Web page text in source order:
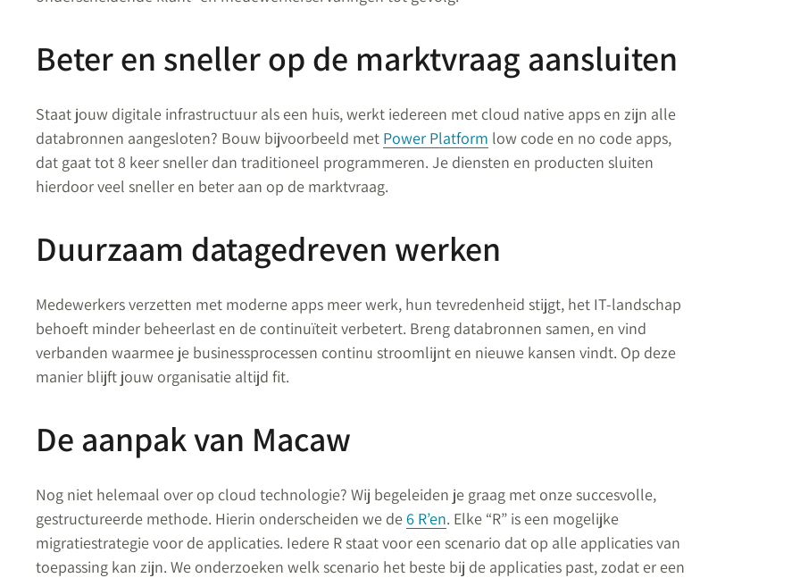
Beter en sneller op de marktvraag aansluiten
Staat jouw digitale infrastructuur als een huis, werkt iedereen met cloud native apps en zijn alle
databronnen aangesloten? Bouw bijvoorbeeld met Power Platform low code en no code apps,
dat gaat tot 8 keer sneller dan traditioneel programmeren. Je diensten en producten sluiten
hierdoor veel sneller en beter aan op de marktvraag.
Duurzaam datagedreven werken
Medewerkers verzetten met moderne apps meer werk, hun tevredenheid stijgt, het IT-landschap
behoeft minder beheerlast en de continuïteit verbetert. Breng databronnen samen, en vind
verbanden waarmee je businessprocessen continu stroomlijnt en nieuwe kansen vindt. Op deze
manier blijft jouw organisatie altijd fit.
De aanpak van Macaw
Nog niet helemaal over op cloud technologie? Wij begeleiden je graag met onze succesvolle,
gestructureerde methode. Hierin onderscheiden we de6 R’en. Elke “R” is een mogelijke
migratiestrategie voor de applicaties. Iedere R staat voor een scenario dat op alle applicaties van
toepassing kan zijn. We onderzoeken welk scenario het beste bij de applicaties past, zodat er een